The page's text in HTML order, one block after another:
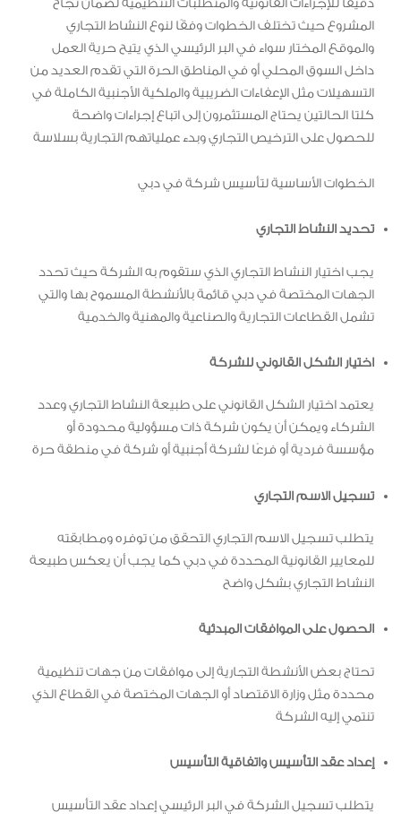
دقيقًا للإجراءات القانونية والمتطلبات التنظيمية لضمان نجاح
المشروع حيث تختلف الخطوات وفقًا لنوع النشاط التجاري
والموقع المختار سواء في البر الرئيسي الذي يتيح حرية العمل
داخل السوق المحلي أو في المناطق الحرة التي تقدم العديد من
التسهيلات مثل الإعفاءات الضريبية والملكية الأجنبية الكاملة في
كلتا الحالتين يحتاج المستثمرون إلى اتباع إجراءات واضحة
للحصول على الترخيص التجاري وبدء عملياتهم التجارية بسلاسة
الخطوات الأساسية لتأسيس شركة في دبي
تحديد النشاط التجاري
يجب اختيار النشاط التجاري الذي ستقوم به الشركة حيث تحدد
الجهات المختصة في دبي قائمة بالأنشطة المسموح بها والتي
تشمل القطاعات التجارية والصناعية والمهنية والخدمية
اختيار الشكل القانوني للشركة
يعتمد اختيار الشكل القانوني على طبيعة النشاط التجاري وعدد
الشركاء ويمكن أن يكون شركة ذات مسؤولية محدودة أو
مؤسسة فردية أو فرعًا لشركة أجنبية أو شركة في منطقة حرة
تسجيل الاسم التجاري
يتطلب تسجيل الاسم التجاري التحقق من توفره ومطابقته
للمعايير القانونية المحددة في دبي كما يجب أن يعكس طبيعة
النشاط التجاري بشكل واضح
الحصول على الموافقات المبدئية
تحتاج بعض الأنشطة التجارية إلى موافقات من جهات تنظيمية
محددة مثل وزارة الاقتصاد أو الجهات المختصة في القطاع الذي
تنتمي إليه الشركة
إعداد عقد التأسيس واتفاقية التأسيس
يتطلب تسجيل الشركة في البر الرئيسي إعداد عقد التأسيس